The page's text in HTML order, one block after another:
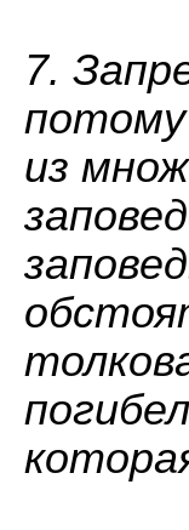
7.
из